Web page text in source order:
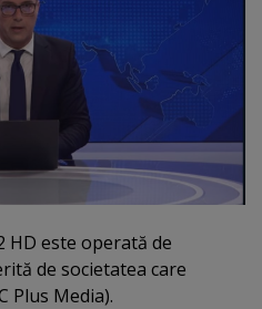
HD este operată de
de societatea care
Plus Media).